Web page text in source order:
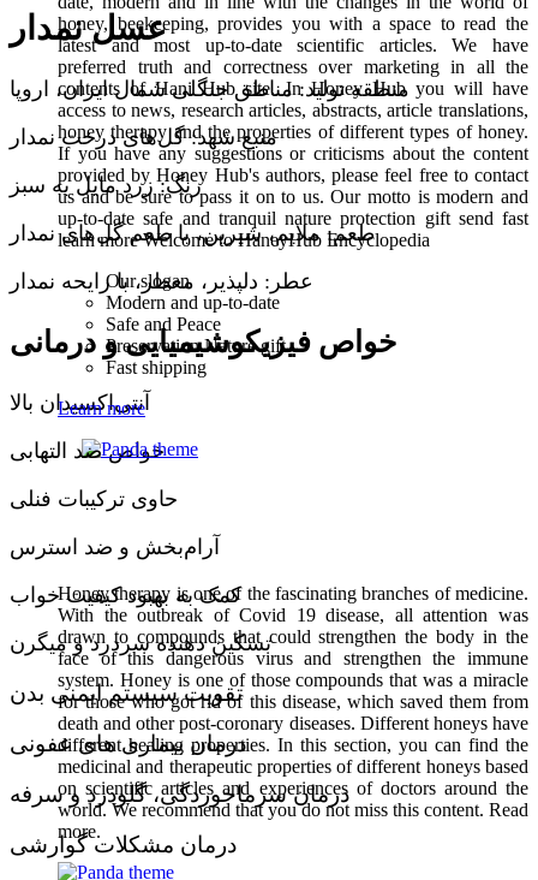
عسل نمدار
منطقه تولید: مناطق جنگلی شمال ایران، اروپا
منبع شهد: گل‌های درخت نمدار
رنگ: زرد مایل به سبز
طعم: ملایم، شیرین، با طعم گل‌های نمدار
عطر: دلپذیر، معطر، با رایحه نمدار
خواص فیزیکوشیمیایی و درمانی
آنتی‌اکسیدان بالا
خواص ضد التهابی
حاوی ترکیبات فنلی
آرام‌بخش و ضد استرس
کمک به بهبود کیفیت خواب
تسکین دهنده سردرد و میگرن
تقویت سیستم ایمنی بدن
درمان بیماری های عفونی
درمان سرماخوردگی، گلودرد و سرفه
درمان مشکلات گوارشی
honey, beekeeping, provides you with a space to read the
latest and most up-to-date scientific articles. We have
preferred truth and correctness over marketing in all the
contents of Hani Hub site. In Honey Hub you will have
access to news, research articles, abstracts, article translations,
honey therapy and the properties of different types of honey.
If you have any suggestions or criticisms about the content
provided by Honey Hub's authors, please feel free to contact
us and be sure to pass it on to us. Our motto is modern and
up-to-date safe and tranquil nature protection gift send fast
learn more Welcome to HaneyHub Encyclopedia
Our slogan
Modern and up-to-date
Safe and Peace
Preservation Nature gift
Fast shipping
Learn more
Honey therapy is one of the fascinating branches of medicine.
With the outbreak of Covid 19 disease, all attention was
drawn to compounds that could strengthen the body in the
face of this dangerous virus and strengthen the immune
system. Honey is one of those compounds that was a miracle
for those who got rid of this disease, which saved them from
death and other post-coronary diseases. Different honeys have
different healing properties. In this section, you can find the
medicinal and therapeutic properties of different honeys based
on scientific articles and experiences of doctors around the
world. We recommend that you do not miss this content. Read
more.